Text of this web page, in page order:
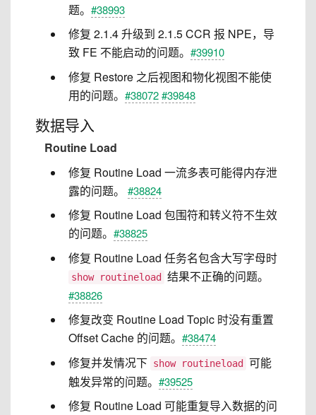
题。 #38993
修复 2.1.4 升级到 2.1.5 CCR 报 NPE，导
致 FE 不能启动的问题。 #39910
修复 Restore 之后视图和物化视图不能使
用的问题。 #38072#39848
数据导入
Routine Load
修复 Routine Load 一流多表可能得内存泄
露的问题。 #38824
修复 Routine Load 包围符和转义符不生效
的问题。 #38825
修复 Routine Load 任务名包含大写字母时
show routineload 结果不正确的问题。
#38826
修复改变 Routine Load Topic 时没有重置
Offset Cache 的问题。 #38474
修复并发情况下 show routineload
可能
触发异常的问题。 #39525
修复 Routine Load 可能重复导入数据的问